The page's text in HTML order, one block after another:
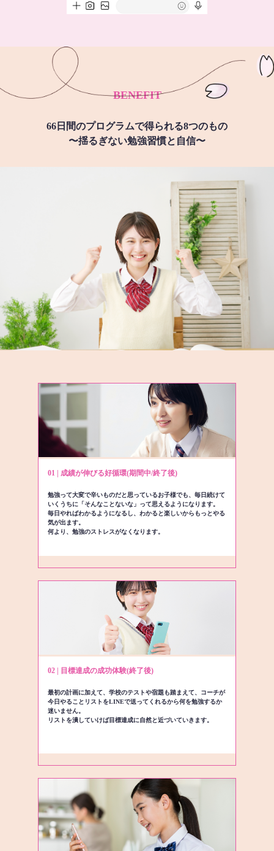
BENEFIT
66日間のプログラムで得られる8つのもの
〜揺るぎない勉強習慣と自信〜
01 | 成績が伸びる好循環(期間中/終了後)
勉強って大変で辛いものだと思っているお子様でも、毎日続けて
いくうちに「そんなことないな」って思えるようになります。
毎日やればわかるようになるし、わかると楽しいからもっとやる
気が出ます。
何より、勉強のストレスがなくなります。
02 | 目標達成の成功体験(終了後)
最初の計画に加えて、学校のテストや宿題も踏まえて、コーチが
今日やることリストをLINEで送ってくれるから何を勉強するか
迷いません。
リストを潰していけば目標達成に自然と近づいていきます。